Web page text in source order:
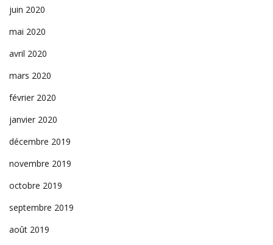
juin 2020
mai 2020
avril 2020
mars 2020
février 2020
janvier 2020
décembre 2019
novembre 2019
octobre 2019
septembre 2019
août 2019